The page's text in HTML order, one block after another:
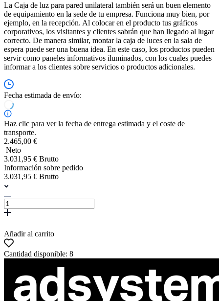
La Caja de luz para pared unilateral también será un buen elemento
de equipamiento en la sede de tu empresa. Funciona muy bien, por
ejemplo, en la recepción. Al colocar en el producto tus gráficos
corporativos, los visitantes y clientes sabrán que han llegado al lugar
correcto. De manera similar, montar la caja de luces en la sala de
espera puede ser una buena idea. En este caso, los productos pueden
servir como paneles informativos iluminados, con los cuales puedes
informar a los clientes sobre servicios o productos adicionales.
Fecha estimada de envío:
Haz clic para ver la fecha de entrega estimada y el coste de
transporte.
2.465,00 €
Neto
3.031,95 € Brutto
Información sobre pedido
3.031,95 € Brutto
Añadir al carrito
Cantidad disponible: 8